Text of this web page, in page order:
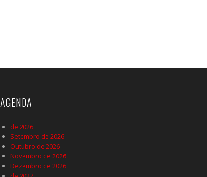
AGENDA
de 2026
Setembro de 2026
Outubro de 2026
Novembro de 2026
Dezembro de 2026